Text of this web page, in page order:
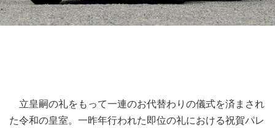
立皇嗣の礼をもって一連のお代替わりの儀式を済まされ
た令和の皇室。一昨年行われた即位の礼における祝賀パレ